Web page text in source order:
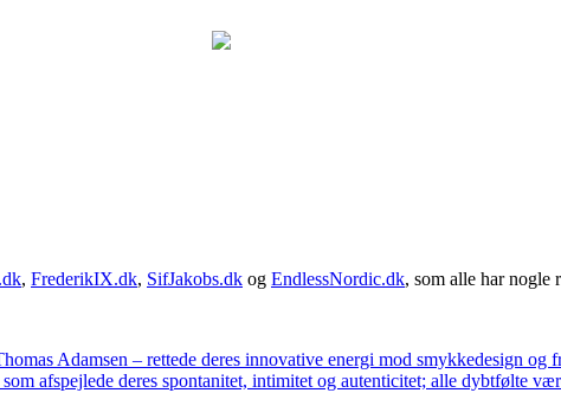
, FrederikIX.dk, SifJakobs.dk og EndlessNordic.dk, som alle har
Adamsen – rettede deres innovative energi mod smykkedesign
afspejlede deres spontanitet, intimitet og autenticitet; alle dybtfølte